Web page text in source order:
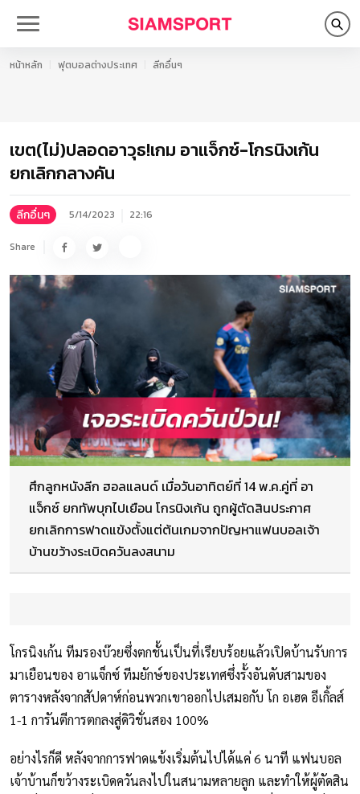
หน้าหลัก ฟุตบอลต่างประเทศ ลีกอื่นๆ
เขต(ไม่)ปลอดอาวุธ!เกม อาแจ็กซ์-โกรนิงเก้น
ยกเลิกกลางคัน
ลีกอื่นๆ 5/14/2023 22:16
Share
ศึกลูกหนังลีก ฮอลแลนด์ เมื่อวันอาทิตย์ที่ 14 พ.ค.คู่ที่ อา
แจ็กซ์ ยกทัพบุกไปเยือน โกรนิงเก้น ถูกผู้ตัดสินประกาศ
ยกเลิกการฟาดแข้งตั้งแต่ต้นเกมจากปัญหาแฟนบอลเจ้า
บ้านขว้างระเบิดควันลงสนาม
โกรนิงเก้น ทีมรองบ๊วยซึ่งตกชั้นเป็นที่เรียบร้อยแล้วเปิดบ้านรับการ
มาเยือนของ อาแจ็กซ์ ทีมยักษ์ของประเทศซึ่งรั้งอันดับสามของ
ตารางหลังจากสัปดาห์ก่อนพวกเขาออกไปเสมอกับ โก อเฮด อีเกิ้ลส์
1-1 การันตีการตกลงสู่ดิวิชั่นสอง 100%
อย่างไรก็ดี หลังจากการฟาดแข้งเริ่มต้นไปได้แค่ 6 นาที แฟนบอล
เจ้าบ้านก็ขว้างระเบิดควันลงไปในสนามหลายลูก และทำให้ผู้ตัดสิน